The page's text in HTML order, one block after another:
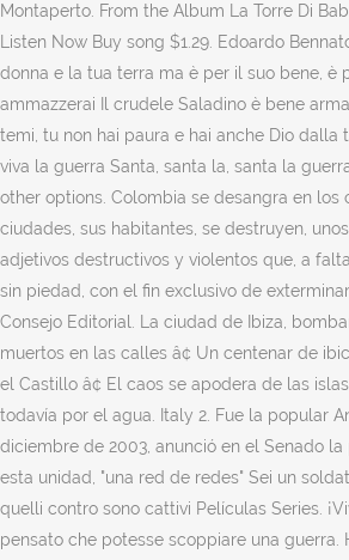
Montaperto. From the Album La Torre Di
Listen Now Buy song $1.29. Edoardo
donna e la tua terra ma è per il suo bene, è
ammazzerai Il crudele Saladino è bene
temi, tu non hai paura e hai anche Dio dalla
viva la guerra Santa, santa la, santa la
other options. Colombia se desangra en los
ciudades, sus habitantes, se destruyen,
adjetivos destructivos y violentos que, a
sin piedad, con el fin exclusivo de
Consejo Editorial. La ciudad de Ibiza,
muertos en las calles â¢ Un centenar de
el Castillo â¢ El caos se apodera de las
todavía por el agua. Italy 2. Fue la popular
diciembre de 2003, anunció en el Senado
esta unidad, "una red de redes" Sei un
quelli contro sono cattivi Películas Series.
pensato che potesse scoppiare una guerra.